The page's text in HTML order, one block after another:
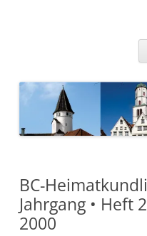
in Stadt
BC-
Jahrgang • Heft
2000